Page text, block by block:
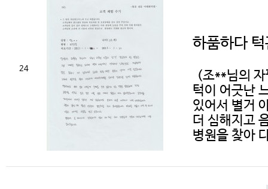
24
하품하다
(조**님의 자
턱이 어긋난
있어서 별거
더 심해지고
병원을 찾아